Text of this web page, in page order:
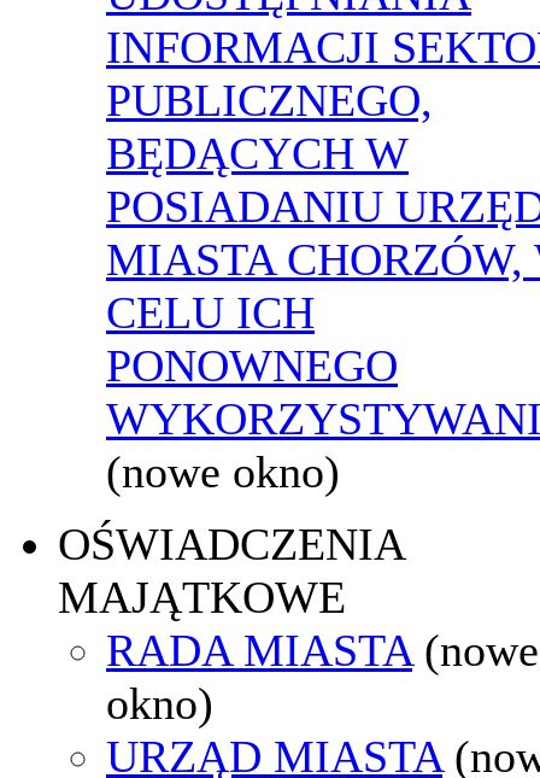
INFORMACJI
PUBLICZNEGO,
BĘDĄCYCH W
POSIADANIU
MIASTA CHORZÓW,
CELU ICH
PONOWNEGO
(nowe okno)
OŚWIADCZENIA
MAJĄTKOWE
RADA MIASTA (nowe
okno)
URZĄD MIASTA